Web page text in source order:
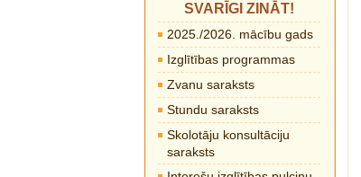
SVARĪGI ZINĀT!
2025./2026. mācību gads
Izglītības programmas
Zvanu saraksts
Stundu saraksts
Skolotāju konsultāciju
saraksts